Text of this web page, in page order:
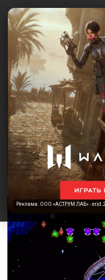
Реклама. ООО «АСТРУМ ЛАБ» · erid:
Реклама. ООО